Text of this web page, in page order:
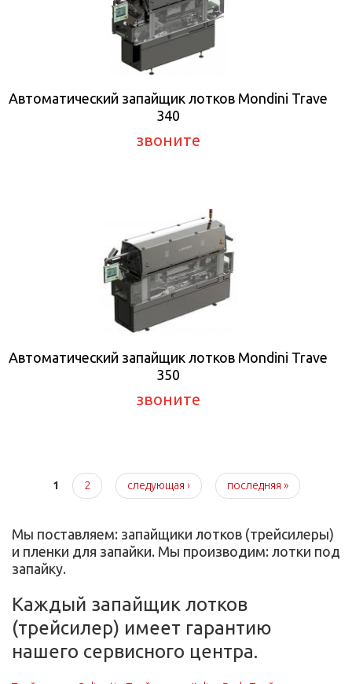
Автоматический запайщик лотков Mondini Trave
340
звоните
Автоматический запайщик лотков Mondini Trave
350
звоните
1 2 следующая › последняя »
Мы поставляем: запайщики лотков (трейсилеры)
и пленки для запайки. Мы производим: лотки под
запайку.
Каждый запайщик лотков
(трейсилер) имеет гарантию
нашего сервисного центра.